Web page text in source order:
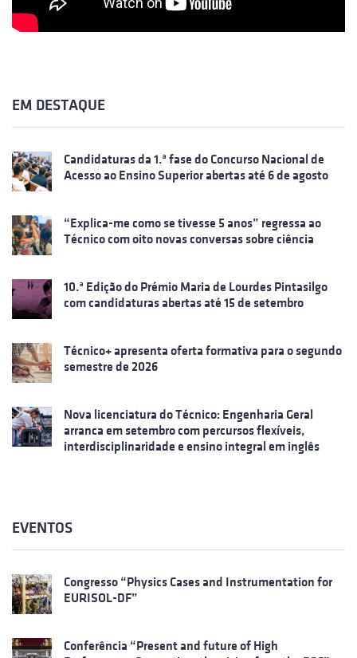
EM DESTAQUE
Candidaturas da 1.ª fase do Concurso Nacional de
Acesso ao Ensino Superior abertas até 6 de agosto
“Explica-me como se tivesse 5 anos” regressa ao
Técnico com oito novas conversas sobre ciência
10.ª Edição do Prémio Maria de Lourdes Pintasilgo
com candidaturas abertas até 15 de setembro
Técnico+ apresenta oferta formativa para o segundo
semestre de 2026
Nova licenciatura do Técnico: Engenharia Geral
arranca em setembro com percursos flexíveis,
interdisciplinaridade e ensino integral em inglês
EVENTOS
Congresso “Physics Cases and Instrumentation for
EURISOL-DF”
Conferência “Present and future of High